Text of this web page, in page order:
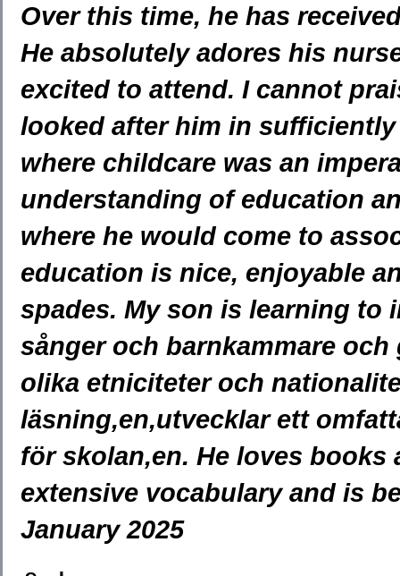
Over this time, he has
He absolutely adores his
excited to attend. I cannot
looked after him in
where childcare was an
understanding of education
where he would come to
education is nice, enjoyable
spades. My son is learning to
sånger och barnkammare
olika etniciteter och
läsning,en,utvecklar ett
för skolan,en. He loves
extensive vocabulary and is
January 2025